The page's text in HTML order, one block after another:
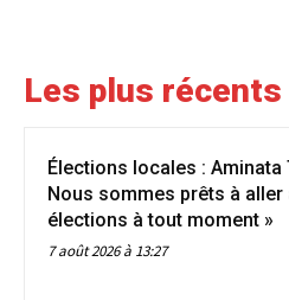
Les plus récents
Élections locales : Aminata
Nous sommes prêts à aller
élections à tout moment »
7 août 2026 à 13:27